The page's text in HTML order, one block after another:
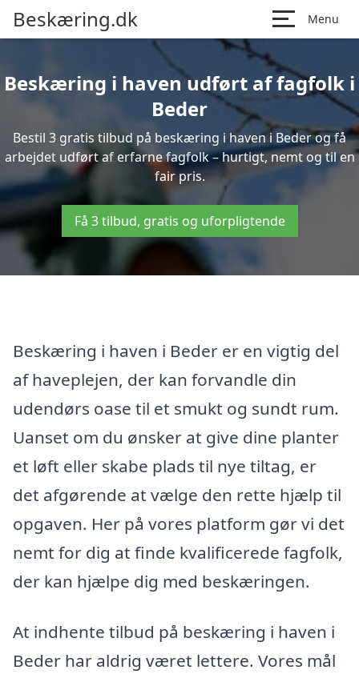
Beskæring.dk Menu
Beskæring i haven udført af fagfolk i
Beder
Bestil 3 gratis tilbud på beskæring i haven i Beder og få
arbejdet udført af erfarne fagfolk – hurtigt, nemt og til en
fair pris.
Få 3 tilbud, gratis og uforpligtende
Beskæring i haven i Beder er en vigtig del
af haveplejen, der kan forvandle din
udendørs oase til et smukt og sundt rum.
Uanset om du ønsker at give dine planter
et løft eller skabe plads til nye tiltag, er
det afgørende at vælge den rette hjælp til
opgaven. Her på vores platform gør vi det
nemt for dig at finde kvalificerede fagfolk,
der kan hjælpe dig med beskæringen.
At indhente tilbud på beskæring i haven i
Beder har aldrig været lettere. Vores mål